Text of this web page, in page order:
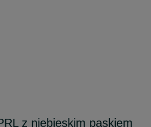
z niebieskim paskiem